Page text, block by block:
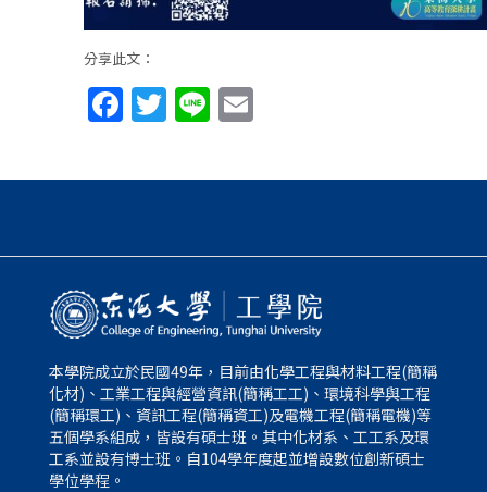
分享此文：
Facebook
Twitter
LineEmail
本學院成立於民國49年，目前由化學工程與材料工程(簡稱
化材)、工業工程與經營資訊(簡稱工工)、環境科學與工程
(簡稱環工)、資訊工程(簡稱資工)及電機工程(簡稱電機)等
五個學系組成，皆設有碩士班。其中化材系、工工系及環
工系並設有博士班。自104學年度起並增設數位創新碩士
學位學程。